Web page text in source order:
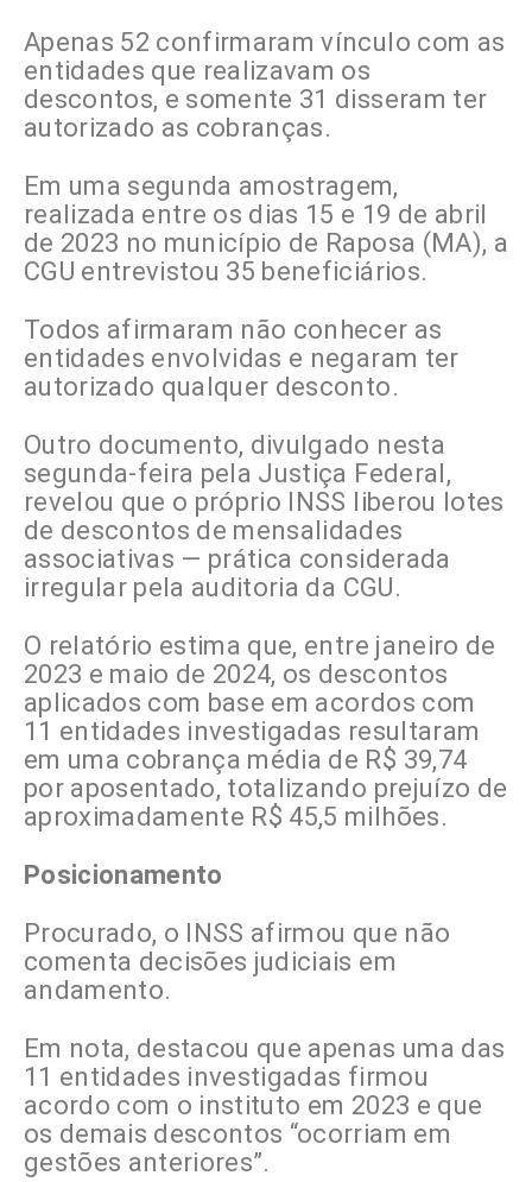
Apenas 52 confirmaram vínculo com as
entidades que realizavam os
descontos, e somente 31 disseram ter
autorizado as cobranças.
Em uma segunda amostragem,
realizada entre os dias 15 e 19 de abril
de 2023 no município de Raposa (MA), a
CGU entrevistou 35 beneficiários.
Todos afirmaram não conhecer as
entidades envolvidas e negaram ter
autorizado qualquer desconto.
Outro documento, divulgado nesta
segunda-feira pela Justiça Federal,
revelou que o próprio INSS liberou lotes
de descontos de mensalidades
associativas — prática considerada
irregular pela auditoria da CGU.
O relatório estima que, entre janeiro de
2023 e maio de 2024, os descontos
aplicados com base em acordos com
11 entidades investigadas resultaram
em uma cobrança média de R$ 39,74
por aposentado, totalizando prejuízo de
aproximadamente R$ 45,5 milhões.
Posicionamento
Procurado, o INSS afirmou que não
comenta decisões judiciais em
andamento.
Em nota, destacou que apenas uma das
11 entidades investigadas firmou
acordo com o instituto em 2023 e que
os demais descontos “ocorriam em
gestões anteriores”.